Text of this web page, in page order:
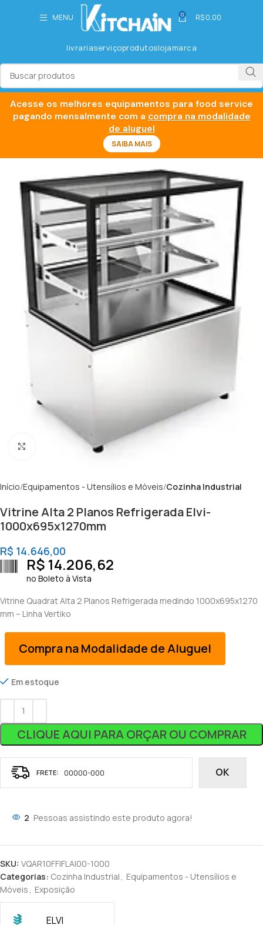
MENU 0 R$0,00
livrariaserviçoprodutoslojamarca
Clique para ampliar
Início Equipamentos - Utensílios e Móveis Cozinha Industrial
Vitrine Alta 2 Planos Refrigerada Elvi-
1000x695x1270mm
R$ 14.646,00
R$ 14.206,62
no Boleto à Vista
Vitrine Quadrat Alta 2 Planos Refrigerada medindo 1000x695x1270
mm – Linha Vertiko
Compra na Modalidade de Aluguel
Em estoque
CLIQUE AQUI PARA ORÇAR OU COMPRAR
OK
2 Pessoas assistindo este produto agora!
SKU: VQAR10FFIFLAI00-1000
Categorias: Cozinha Industrial
Equipamentos - Utensílios e
Móveis
Exposição
ELVI
Acesse os melhores equipamentos para food service
pagando mensalmente com a compra na modalidade
de aluguel
SAIBA MAIS